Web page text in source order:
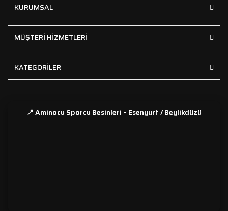
KURUMSAL
MÜŞTERİ HİZMETLERİ
KATEGORİLER
📍 Aminocu Sporcu Besinleri – Esenyurt / Beylikdüzü